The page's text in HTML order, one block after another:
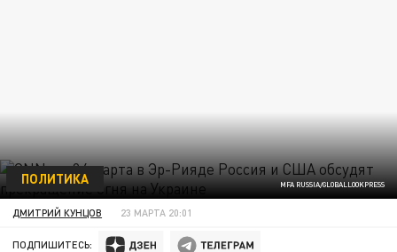
MFA RUSSIA/GLOBALLOOKPRESS
ПОЛИТИКА
ДМИТРИЙ КУНЦОВ 23 МАРТА 20:01
ПОДПИШИТЕСЬ: